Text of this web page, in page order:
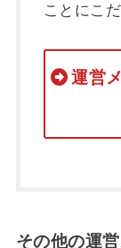
ことにこ
運営
その他の運